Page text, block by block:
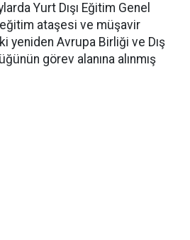
Yurt Dışı Eğitim Genel
ataşesi ve müşavir
yeniden Avrupa Birliği ve Dış
görev alanına alınmış